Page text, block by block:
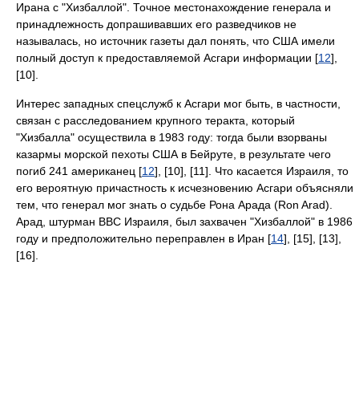
Ирана с "Хизбаллой". Точное местонахождение генерала и
принадлежность допрашивавших его разведчиков не
называлась, но источник газеты дал понять, что США имели
полный доступ к предоставляемой Асгари информации [12],
[10].
Интерес западных спецслужб к Асгари мог быть, в частности,
связан с расследованием крупного теракта, который
"Хизбалла" осуществила в 1983 году: тогда были взорваны
казармы морской пехоты США в Бейруте, в результате чего
погиб 241 американец [12], [10], [11]. Что касается Израиля, то
его вероятную причастность к исчезновению Асгари объясняли
тем, что генерал мог знать о судьбе Рона Арада (Ron Arad).
Арад, штурман ВВС Израиля, был захвачен "Хизбаллой" в 1986
году и предположительно переправлен в Иран [14], [15], [13],
[16].